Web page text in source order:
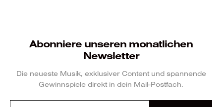
Abonniere unseren monatlichen
Newsletter
Die neueste Musik, exklusiver Content und spannende
Gewinnspiele direkt in dein Mail-Postfach.